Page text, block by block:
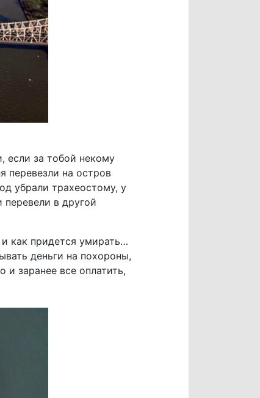
если за тобой некому
перевезли на остров
убрали трахеостому, у
в другой
как придется умирать…
деньги на похороны,
заранее все оплатить,